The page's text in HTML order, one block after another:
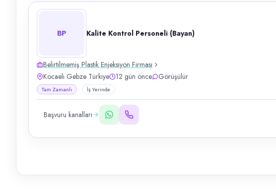
BP Kalite Kontrol Personeli (Bayan)
Belirtilmemiş Plastik Enjeksiyon Firması
Kocaeli Gebze Türkiye
12 gün önce Görüşülür
Tam Zamanlı İş Yerinde
Başvuru kanalları